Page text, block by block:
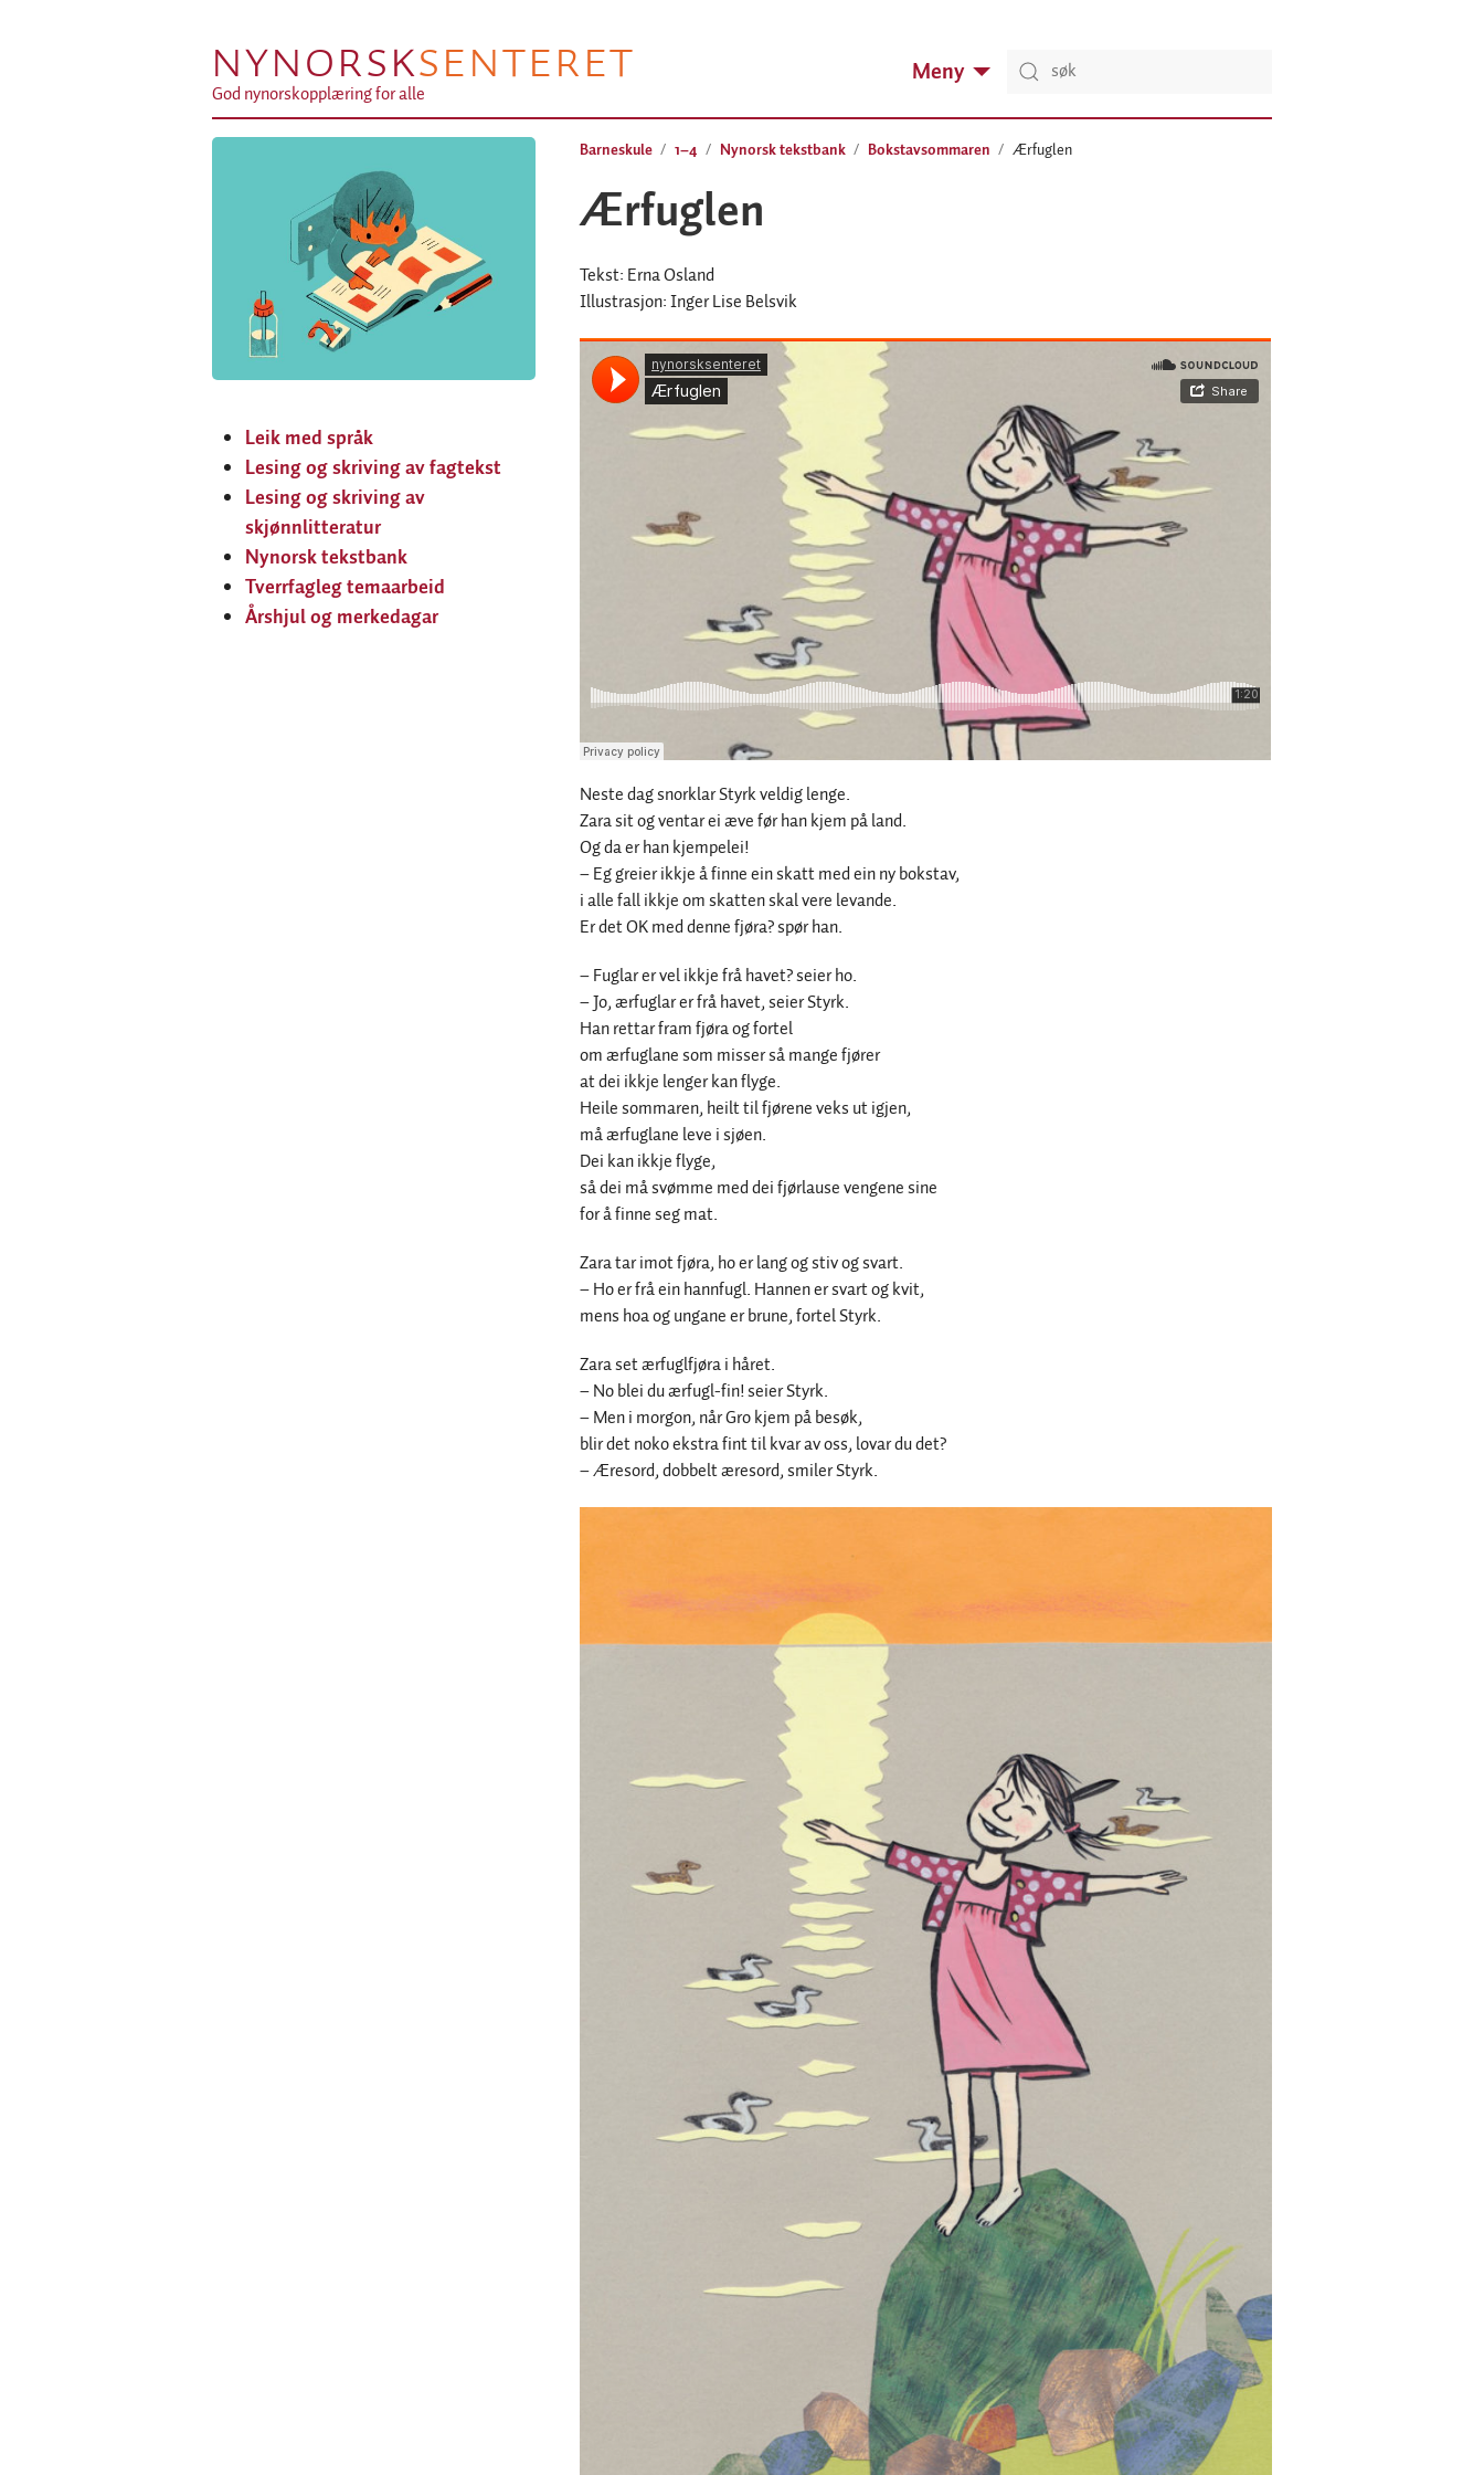
NYNORSKSENTERET
God nynorskopplæring for alle
Meny
Leik med språk
Lesing og skriving av fagtekst
Lesing og skriving av
skjønnlitteratur
Nynorsk tekstbank
Tverrfagleg temaarbeid
Årshjul og merkedagar
Barneskule 1–4 Nynorsk tekstbank Bokstavsommaren Ærfuglen
Ærfuglen
Tekst: Erna Osland
Illustrasjon: Inger Lise Belsvik
Neste dag snorklar Styrk veldig lenge.
Zara sit og ventar ei æve før han kjem på land.
Og da er han kjempelei!
– Eg greier ikkje å finne ein skatt med ein ny bokstav,
i alle fall ikkje om skatten skal vere levande.
Er det OK med denne fjøra? spør han.
– Fuglar er vel ikkje frå havet? seier ho.
– Jo, ærfuglar er frå havet, seier Styrk.
Han rettar fram fjøra og fortel
om ærfuglane som misser så mange fjører
at dei ikkje lenger kan flyge.
Heile sommaren, heilt til fjørene veks ut igjen,
må ærfuglane leve i sjøen.
Dei kan ikkje flyge,
så dei må svømme med dei fjørlause vengene sine
for å finne seg mat.
Zara tar imot fjøra, ho er lang og stiv og svart.
– Ho er frå ein hannfugl. Hannen er svart og kvit,
mens hoa og ungane er brune, fortel Styrk.
Zara set ærfuglfjøra i håret.
– No blei du ærfugl-fin! seier Styrk.
– Men i morgon, når Gro kjem på besøk,
blir det noko ekstra fint til kvar av oss, lovar du det?
– Æresord, dobbelt æresord, smiler Styrk.